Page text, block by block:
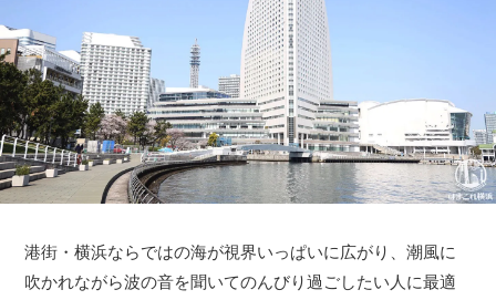
港街・横浜ならではの海が視界いっぱいに広がり、潮風に
吹かれながら波の音を聞いてのんびり過ごしたい人に最適